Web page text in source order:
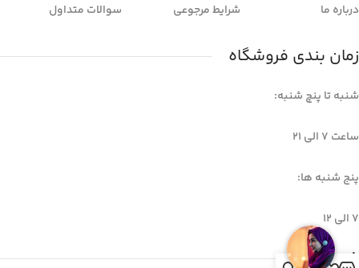
درباره ما
شرایط مرجوعی
سوالات متداول
زمان بندی فروشگاه
شنبه تا پنچ شنبه:
ساعت 7 الی ۲۱
پنج شنبه ها:
7 الی 12
خبرنامه 0